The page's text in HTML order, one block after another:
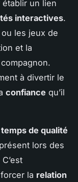
établir un lien
interactives.
les jeux de
et la
à divertir le
confiance qu’il
temps de qualité
lors des
la relation